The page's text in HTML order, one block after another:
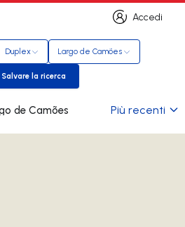
Accedi
Accedi
Duplex Largo de Camões
Salvare la ricerca
Salvare la ricerca
in Largo de Camões Più recenti